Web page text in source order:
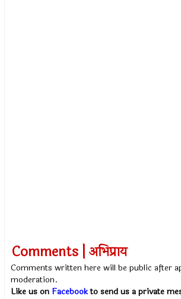
Comments | अभिप्राय
Comments written here will be public after
moderation.
Like us on Facebookto send us a private